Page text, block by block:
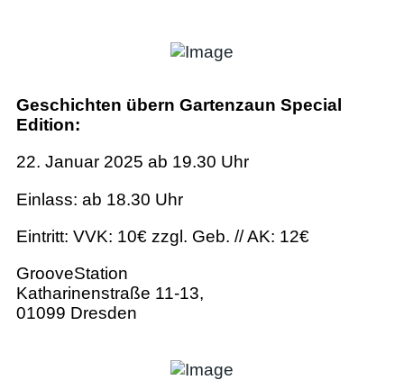
Geschichten übern Gartenzaun Special
Edition:
22. Januar 2025 ab 19.30 Uhr
Einlass: ab 18.30 Uhr
Eintritt: VVK: 10€ zzgl. Geb. // AK: 12€
GrooveStation
Katharinenstraße 11-13,
01099 Dresden